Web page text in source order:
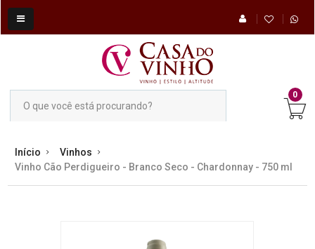
0
Início
Vinhos
Vinho Cão Perdigueiro - Branco Seco - Chardonnay - 750 ml